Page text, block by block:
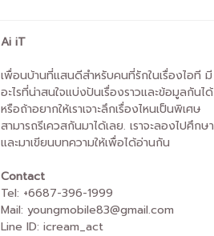
Ai iT
เพื่อนบ้านที่แสนดีสำหรับคนที่รักในเรื่องไอที มี
อะไรที่น่าสนใจแบ่งปันเรื่องราวและข้อมูลกันได้
หรือถ้าอยากให้เราเจาะลึกเรื่องไหนเป็นพิเศษ
สามารถรีเควสกันมาได้เลย. เราจะลองไปศึกษา
และมาเขียนบทความให้เพื่อได้อ่านกัน
Contact
Tel: +6687-396-1999
Mail: youngmobile83@gmail.com
Line ID: icream_act